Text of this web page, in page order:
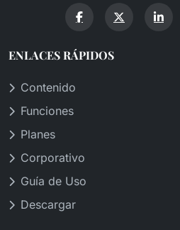
ENLACES RÁPIDOS
Contenido
Funciones
Planes
Corporativo
Guía de Uso
Descargar